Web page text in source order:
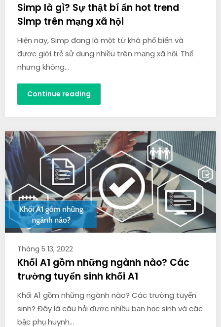
Simp là gì? Sự thật bí ẩn hot trend
Simp trên mạng xã hội
Hiện nay, Simp đang là một từ khá phổ biến và
được giới trẻ sử dụng nhiều trên mạng xã hội. Thế
nhưng không…
Continue reading
Tháng 5 13, 2022
Khối A1 gồm những ngành nào? Các
trường tuyển sinh khối A1
Khối A1 gồm những ngành nào? Các trường tuyển
sinh? Đây là câu hỏi được nhiều bạn học sinh và các
bậc phụ huynh…